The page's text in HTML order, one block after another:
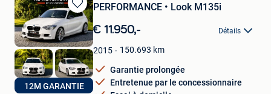
Sauvegarder
dans
Mes
Favoris
12M GARANTIE
PERFORMANCE • Look M135i
€ 11.950,- Détails
2015 150.693 km
Garantie prolongée
Entretenue par le concessionnaire